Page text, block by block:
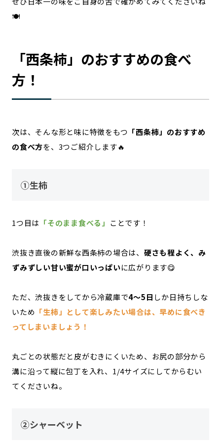
🍽️
「西条柿」のおすすめの食べ
方！
次は、そんな形と味に特徴をもつ 「西条柿」のおすすめ
の食べ方を、3つご紹介します🔥
①生柿
1つ目は 「そのまま食べる」 ことです！
渋抜き直後の新鮮な西条柿の場合は、 硬さも程よく、み
ずみずしい甘い蜜が口いっぱいに広がります😋
ただ、渋抜きをしてから冷蔵庫で4〜5日 しか日持ちしな
いため 「生柿」として楽しみたい場合は、早めに食べき
ってしまいましょう！
丸ごとの状態だと皮がむきにくいため、お尻の部分から
溝に沿って縦に包丁を入れ、1/4サイズにしてからむい
てくださいね。
②シャーベット